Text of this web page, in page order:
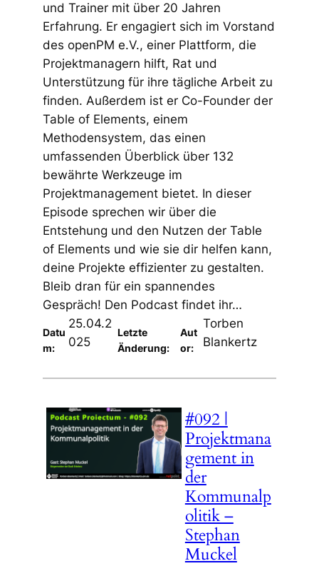
und Trainer mit über 20 Jahren
Erfahrung. Er engagiert sich im Vorstand
des openPM e.V., einer Plattform, die
Projektmanagern hilft, Rat und
Unterstützung für ihre tägliche Arbeit zu
finden. Außerdem ist er Co-Founder der
Table of Elements, einem
Methodensystem, das einen
umfassenden Überblick über 132
bewährte Werkzeuge im
Projektmanagement bietet. In dieser
Episode sprechen wir über die
Entstehung und den Nutzen der Table
of Elements und wie sie dir helfen kann,
deine Projekte effizienter zu gestalten.
Bleib dran für ein spannendes
Gespräch! Den Podcast findet ihr…
Datu
m:
25.04.2
025
Letzte
Änderung:
Aut
or:
Torben
Blankertz
#092 |
Projektmana
gement in
der
Kommunalp
olitik –
Stephan
Muckel